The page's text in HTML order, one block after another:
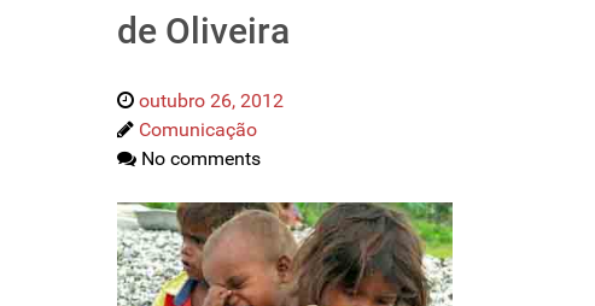
de Oliveira
outubro 26, 2012
Comunicação
No comments